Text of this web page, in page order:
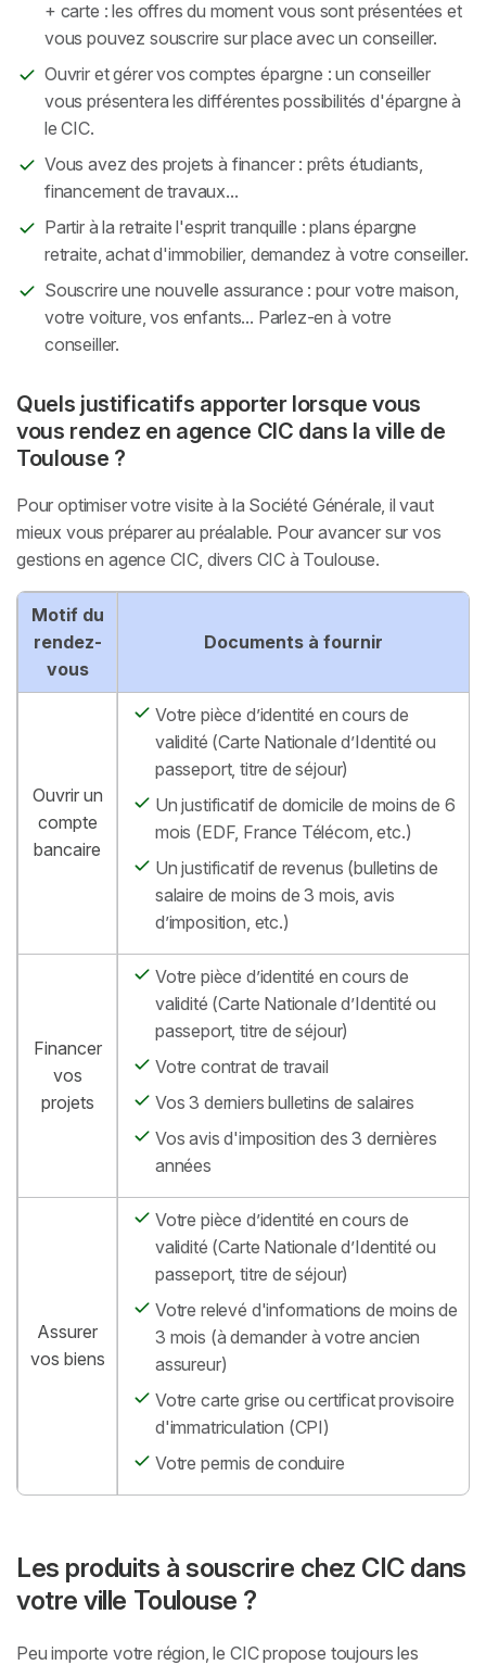
+ carte : les offres du moment vous sont présentées et
vous pouvez souscrire sur place avec un conseiller.
Ouvrir et gérer vos comptes épargne : un conseiller
vous présentera les différentes possibilités d'épargne à
le CIC.
Vous avez des projets à financer : prêts étudiants,
financement de travaux...
Partir à la retraite l'esprit tranquille : plans épargne
retraite, achat d'immobilier, demandez à votre conseiller.
Souscrire une nouvelle assurance : pour votre maison,
votre voiture, vos enfants... Parlez-en à votre
conseiller.
Quels justificatifs apporter lorsque vous
vous rendez en agence CIC dans la ville de
Toulouse ?
Pour optimiser votre visite à la Société Générale, il vaut
mieux vous préparer au préalable. Pour avancer sur vos
gestions en agence CIC, divers CIC à Toulouse.
Motif du
rendez-
vous
Documents à fournir
Ouvrir un
compte
bancaire
Votre pièce d’identité en cours de
validité (Carte Nationale d’Identité ou
passeport, titre de séjour)
Un justificatif de domicile de moins de 6
mois (EDF, France Télécom, etc.)
Un justificatif de revenus (bulletins de
salaire de moins de 3 mois, avis
d’imposition, etc.)
Financer
vos
projets
Votre pièce d’identité en cours de
validité (Carte Nationale d’Identité ou
passeport, titre de séjour)
Votre contrat de travail
Vos 3 derniers bulletins de salaires
Vos avis d'imposition des 3 dernières
années
Assurer
vos biens
Votre pièce d’identité en cours de
validité (Carte Nationale d’Identité ou
passeport, titre de séjour)
Votre relevé d'informations de moins de
3 mois (à demander à votre ancien
assureur)
Votre carte grise ou certificat provisoire
d'immatriculation (CPI)
Votre permis de conduire
Les produits à souscrire chez CIC dans
votre ville Toulouse ?
Peu importe votre région, le CIC propose toujours les